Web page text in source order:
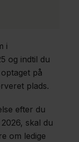
i
og indtil du
på
plads.
efter du
skal du
om ledige